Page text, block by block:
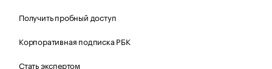
Получить пробный доступ
Корпоративная подписка РБК
Стать экспертом